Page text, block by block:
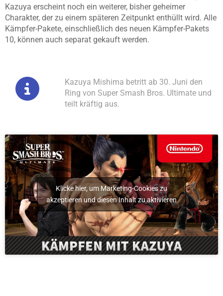
Kazuya erscheint noch ein weiterer, bisher geheimer
Charakter, der zu einem späteren Zeitpunkt enthüllt wird. Alle
Kämpfer-Pakete, einschließlich des neuen Kämpfer-Pakets
10, können auch separat gekauft werden.
Kazuya Mishima betritt ab 30. Juni den
Ring von Super Smash Bros. Ultimate und
teilt kräftig aus.
Klicke hier, um Marketing-Cookies zu
akzeptieren und diesen Inhalt zu aktivieren